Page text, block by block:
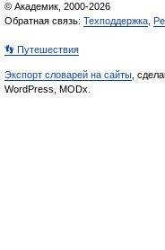
© Академик, 2000-2026
Обратная связь: Техподдержка
👣 Путешествия
Экспорт словарей на сайты ,
WordPress, MODx.